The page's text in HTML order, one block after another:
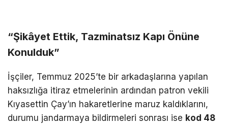
“Şikâyet Ettik, Tazminatsız Kapı Önüne
Konulduk”
İşçiler, Temmuz 2025’te bir arkadaşlarına yapılan
haksızlığa itiraz etmelerinin ardından patron vekili
Kıyasettin Çay’ın hakaretlerine maruz kaldıklarını,
durumu jandarmaya bildirmeleri sonrası ise kod 48